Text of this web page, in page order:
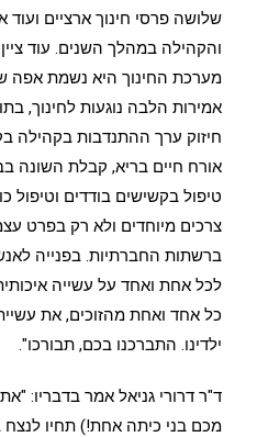
שלושה פרסי חינוך ארציים
והקהילה במהלך השנים. עוד
מערכת החינוך היא נשמת אפה
אמירות הלבה נוגעות לחינוך,
חיזוק ערך ההתנדבות בקהילה
אורח חיים בריא, קבלת השונה
טיפול בקשישים בודדים
צרכים מיוחדים ולא רק בפרט
ברשתות החברתיות. בפנייה
לכל אחת ואחד על עשייה
כל אחד ואחת מהזוכים, את
ילדינו. התברכנו בכם, תבורכו".
ד"ר דרורי גניאל אמר בדבריו:
מכם בני כיתה אחת!) תחיו